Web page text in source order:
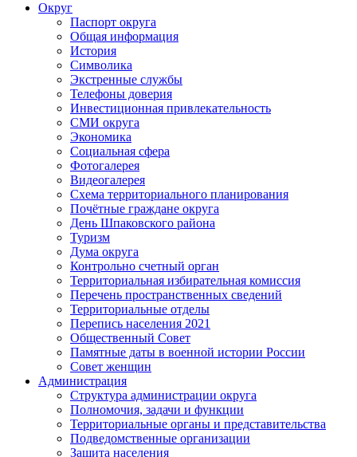
Округ
Паспорт округа
Общая информация
История
Символика
Экстренные службы
Телефоны доверия
Инвестиционная привлекательность
СМИ округа
Экономика
Социальная сфера
Фотогалерея
Видеогалерея
Схема территориального планирования
Почётные граждане округа
День Шпаковского района
Туризм
Дума округа
Контрольно счетный орган
Территориальная избирательная комиссия
Перечень пространственных сведений
Территориальные отделы
Перепись населения 2021
Общественный Совет
Памятные даты в военной истории России
Совет женщин
Администрация
Структура администрации округа
Полномочия, задачи и функции
Территориальные органы и представительства
Подведомственные организации
Защита населения